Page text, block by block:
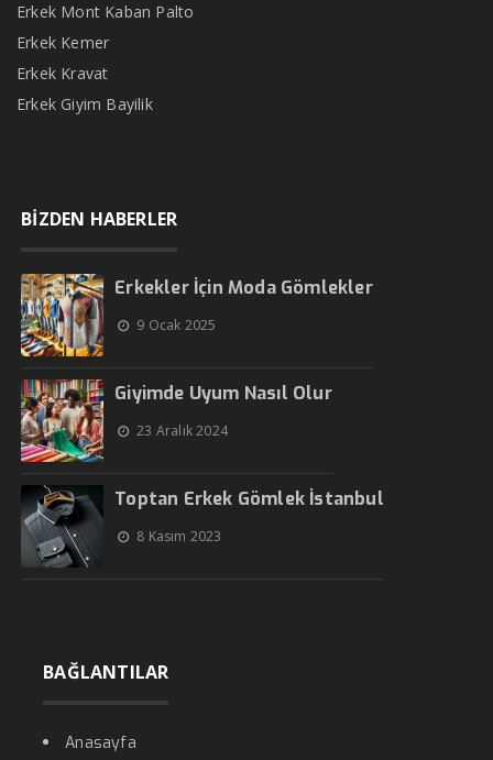
Erkek Mont Kaban Palto
Erkek Kemer
Erkek Kravat
Erkek Giyim Bayilik
BİZDEN HABERLER
Erkekler İçin Moda Gömlekler
9 Ocak 2025
Giyimde Uyum Nasıl Olur
23 Aralık 2024
Toptan Erkek Gömlek İstanbul
8 Kasım 2023
BAĞLANTILAR
Anasayfa